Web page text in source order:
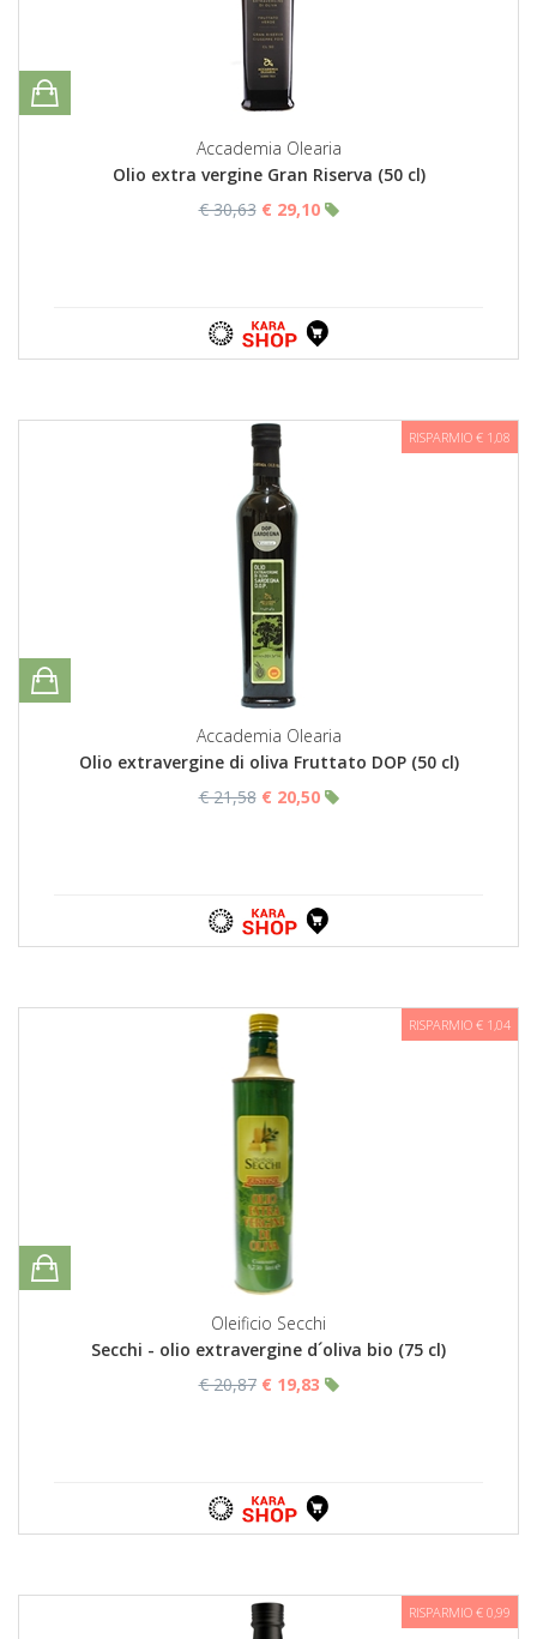
Accademia Olearia
Olio extra vergine Gran Riserva (50 cl)
€ 30,63 € 29,10
RISPARMIO € 1,08
Accademia Olearia
Olio extravergine di oliva Fruttato DOP (50 cl)
€ 21,58 € 20,50
RISPARMIO € 1,04
Oleificio Secchi
Secchi - olio extravergine d´oliva bio (75 cl)
€ 20,87 € 19,83
RISPARMIO € 0,99